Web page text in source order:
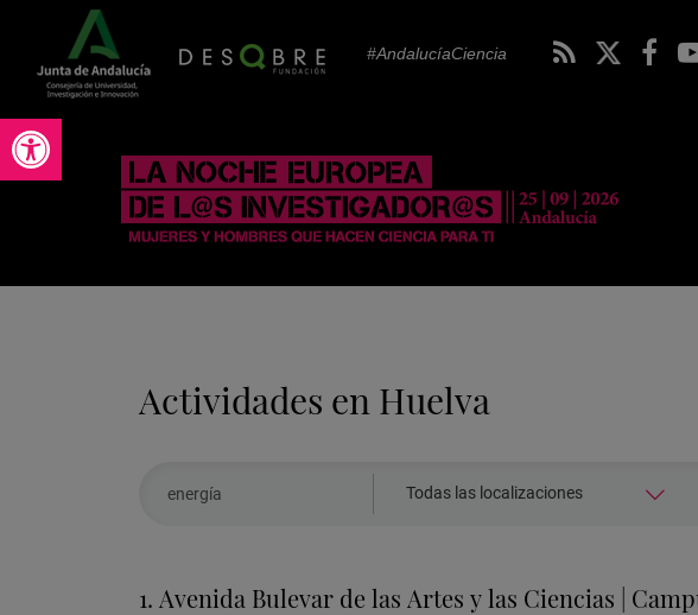
Abrir barra de herramientas
#AndalucíaCiencia
Actividades en Huelva
Seleccionar
Todas las localizaciones
1. Avenida Bulevar de las Artes y las Ciencias |